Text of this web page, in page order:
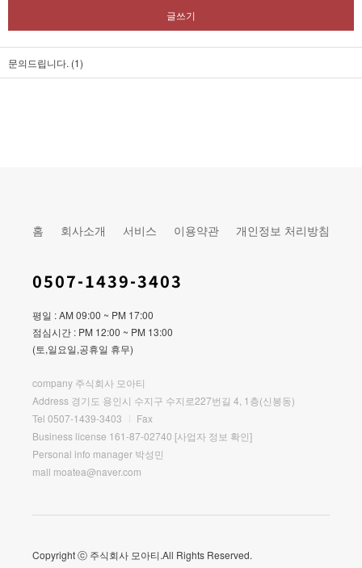
글쓰기
문의드립니다. (1)
홈 회사소개 서비스 이용약관 개인정보 처리방침
0507-1439-3403
평일 : AM 09:00 ~ PM 17:00
점심시간 : PM 12:00 ~ PM 13:00
(토,일요일,공휴일 휴무)
company 주식회사 모아티
Address 경기도 용인시 수지구 수지로227번길 4, 1층(신봉동)
Tel 0507-1439-3403
Fax
Business license 161-87-02740 [사업자 정보 확인]
Personal info manager 박성민
mall moatea@naver.com
Copyright ⓒ 주식회사 모아티.All Rights Reserved.